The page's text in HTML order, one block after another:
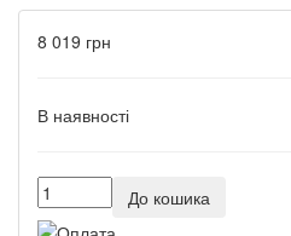
8 019 грн
В наявності
До кошика